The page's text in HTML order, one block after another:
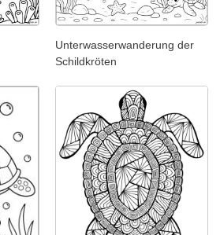
Unterwasserwanderung der
Schildkröten